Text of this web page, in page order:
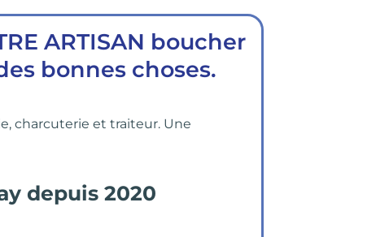
ARTISAN boucher
bonnes choses.
charcuterie et traiteur. Une
depuis 2020